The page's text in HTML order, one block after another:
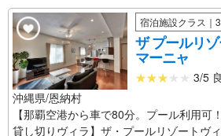
宿泊施設クラス｜3
ザ プールリ
マーニャ
3/5
沖縄県/恩納村
【那覇空港から車で80分。プール利用可
貸し切りヴィラ】ザ・プールリゾートヴ